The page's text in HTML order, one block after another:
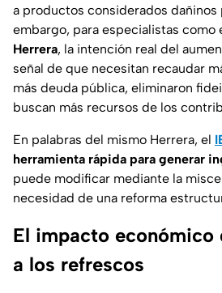
a productos considerados dañinos
embargo, para especialistas como
Herrera, la intención real del
señal de que necesitan recaudar
más deuda pública, eliminaron
buscan más recursos de los
En palabras del mismo Herrera, el
herramienta rápida para generar
puede modificar mediante la
necesidad de una reforma
El impacto económico
a los refrescos